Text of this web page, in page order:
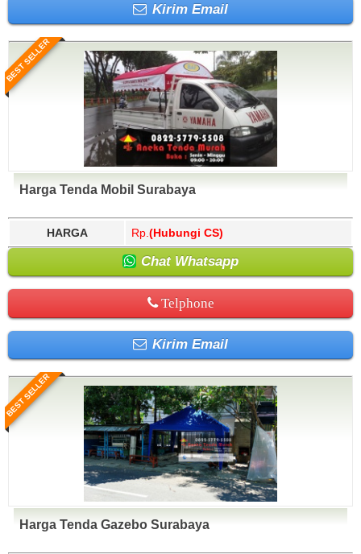
Kirim Email
BEST SELLER
Harga Tenda Mobil Surabaya
HARGA Rp. (Hubungi CS)
Chat Whatsapp
Telphone
Kirim Email
BEST SELLER
Harga Tenda Gazebo Surabaya